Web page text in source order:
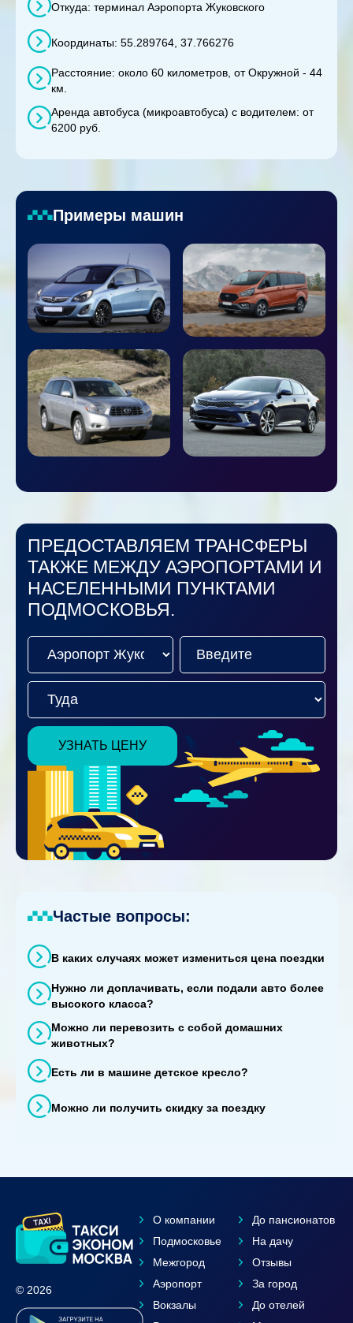
Откуда: терминал Аэропорта Жуковского
Координаты: 55.289764, 37.766276
Расстояние: около 60 километров, от Окружной - 44
км.
Аренда автобуса (микроавтобуса) с водителем: от
6200 руб.
Примеры машин
ПРЕДОСТАВЛЯЕМ ТРАНСФЕРЫ
ТАКЖЕ МЕЖДУ АЭРОПОРТАМИ И
НАСЕЛЕННЫМИ ПУНКТАМИ
ПОДМОСКОВЬЯ.
УЗНАТЬ ЦЕНУ
Частые вопросы:
В каких случаях может измениться цена поездки
Нужно ли доплачивать, если подали авто более
высокого класса?
Можно ли перевозить с собой домашних
животных?
Есть ли в машине детское кресло?
Можно ли получить скидку за поездку
© 2026
О компании
Подмосковье
Межгород
Аэропорт
Вокзалы
До пансионатов
На дачу
Отзывы
За город
До отелей